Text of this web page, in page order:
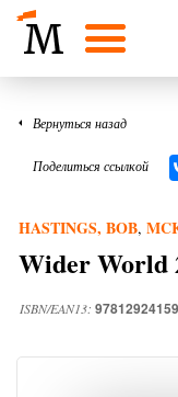
Вернуться назад
Поделиться ссылкой
HASTINGS, BOB,
Wider World
ISBN/EAN13: